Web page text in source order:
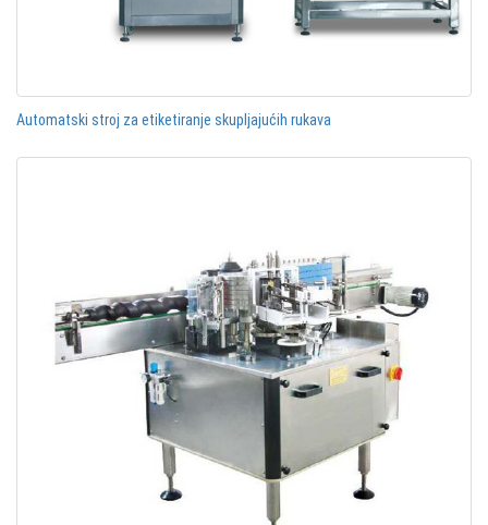
Automatski stroj za etiketiranje skupljajućih rukava